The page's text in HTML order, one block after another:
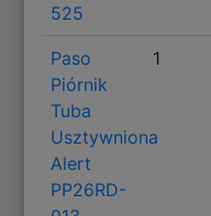
525
Paso
Piórnik
Tuba
Usztywniona
Alert
PP26RD-
1